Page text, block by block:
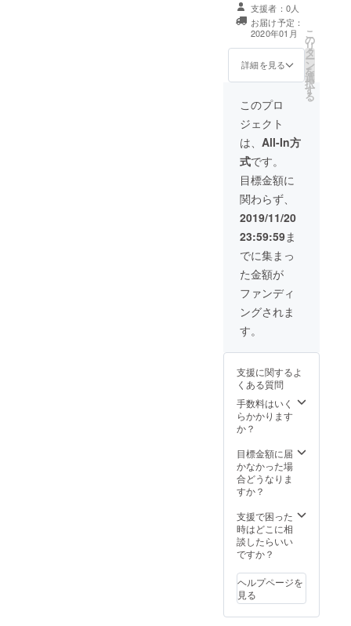
支援者：0人
お届け予定：
2020年01月
詳細を見る
こ
の
リ
タ
ー
ン
を
選
択
す
る
このプロ
ジェクト
は、 All-In方
式です。
目標金額に
関わらず、
2019/11/20
23:59:59ま
でに集まっ
た金額が
ファンディ
ングされま
す。
支援に関するよ
くある質問
手数料はいく
らかかります
か？
目標金額に届
かなかった場
合どうなりま
すか？
支援で困った
時はどこに相
談したらいい
ですか？
ヘルプページを
見る